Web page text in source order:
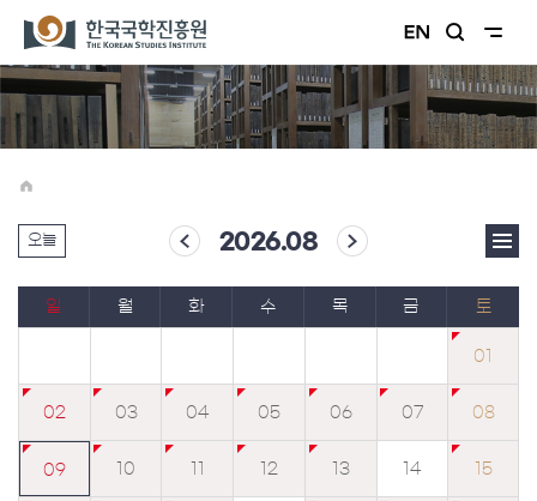
2026.08
오늘
일 월 화 수 목 금 토
01
02 03 04 05 06 07 08
09 10 12 13 14 15